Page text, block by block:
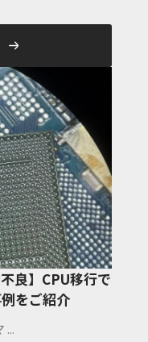
良】CPU移行で
をご紹介
...